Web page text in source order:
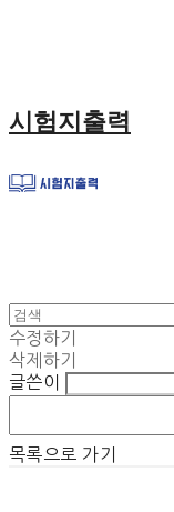
시험지출력
수정하기
삭제하기
글쓴이
목록으로 가기